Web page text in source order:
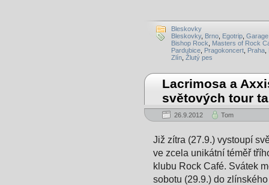
Bleskovky
Bleskovky, Brno Egotrip Garage
Bishop Rock
Masters of Rock
Pardubice Pragokoncert Praha
Zlín Žlutý pes
Lacrimosa a
světových tour
26.9.2012 Tom
Již zítra (27.9.) vystoupí
ve zcela unikátní téměř
klubu Rock Café. Svátek
sobotu (29.9.) do